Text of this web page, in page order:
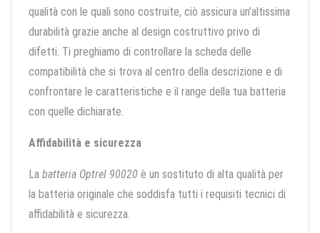
qualità con le quali sono costruite, ciò assicura un’altissima
durabilità grazie anche al design costruttivo privo di
difetti. Ti preghiamo di controllare la scheda delle
compatibilità che si trova al centro della descrizione e di
confrontare le caratteristiche e il range della tua batteria
con quelle dichiarate.
Affidabilità e sicurezza
La batteria Optrel 90020 è un sostituto di alta qualità per
la batteria originale che soddisfa tutti i requisiti tecnici di
affidabilità e sicurezza.